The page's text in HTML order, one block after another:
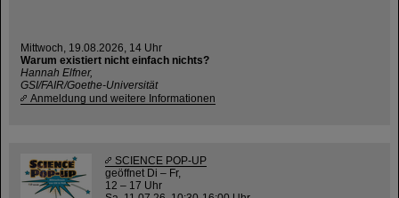
Mittwoch, 19.08.2026, 14 Uhr
Warum existiert nicht einfach nichts?
Hannah Elfner,
GSI/FAIR/Goethe-Universität
Anmeldung und weitere Informationen
SCIENCE POP-UP
geöffnet Di – Fr,
12 – 17 Uhr